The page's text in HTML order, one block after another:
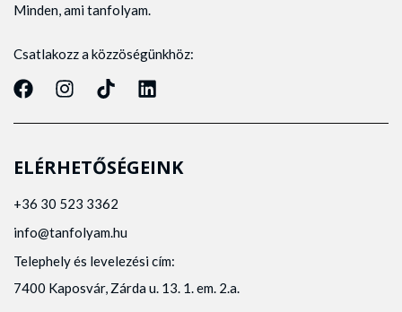
Minden, ami tanfolyam.
Csatlakozz a közzöségünkhöz:
ELÉRHETŐSÉGEINK
+36 30 523 3362
info@tanfolyam.hu
Telephely és levelezési cím:
7400 Kaposvár, Zárda u. 13. 1. em. 2.a.